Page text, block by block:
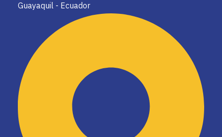
Guayaquil - Ecuador